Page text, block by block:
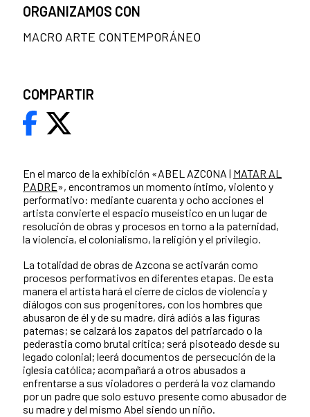
En el marco de la exhibición «ABEL AZCONA | MATAR AL
PADRE», encontramos un momento íntimo, violento y
performativo: mediante cuarenta y ocho acciones el
artista convierte el espacio museístico en un lugar de
resolución de obras y procesos en torno a la paternidad,
la violencia, el colonialismo, la religión y el privilegio.
La totalidad de obras de Azcona se activarán como
procesos performativos en diferentes etapas. De esta
manera el artista hará el cierre de ciclos de violencia y
diálogos con sus progenitores, con los hombres que
abusaron de él y de su madre, dirá adiós a las figuras
paternas; se calzará los zapatos del patriarcado o la
pederastia como brutal crítica; será pisoteado desde su
legado colonial; leerá documentos de persecución de la
iglesia católica; acompañará a otros abusados a
enfrentarse a sus violadores o perderá la voz clamando
por un padre que solo estuvo presente como abusador de
su madre y del mismo Abel siendo un niño.
ORGANIZAMOS CON
MACRO ARTE CONTEMPORÁNEO
COMPARTIR